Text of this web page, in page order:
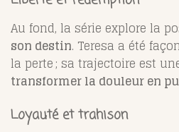
Au fond, la série explore la
son destin. Teresa a été
la perte ; sa trajectoire est
transformer la douleur en
Loyauté et trahison